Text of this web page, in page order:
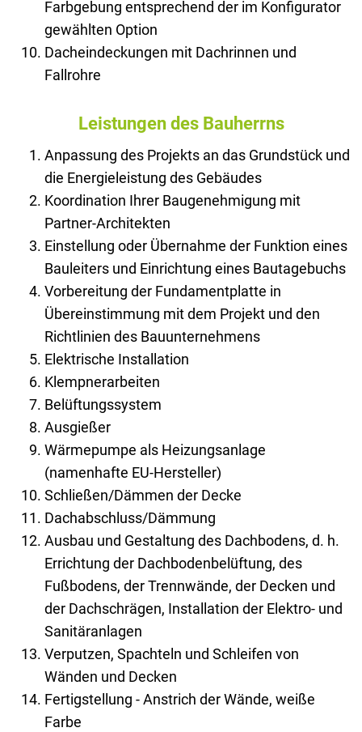
Farbgebung entsprechend der im Konfigurator
gewählten Option
Dacheindeckungen mit Dachrinnen und
Fallrohre
Leistungen des Bauherrns
Anpassung des Projekts an das Grundstück und
die Energieleistung des Gebäudes
Koordination Ihrer Baugenehmigung mit
Partner-Architekten
Einstellung oder Übernahme der Funktion eines
Bauleiters und Einrichtung eines Bautagebuchs
Vorbereitung der Fundamentplatte in
Übereinstimmung mit dem Projekt und den
Richtlinien des Bauunternehmens
Elektrische Installation
Klempnerarbeiten
Belüftungssystem
Ausgießer
Wärmepumpe als Heizungsanlage
(namenhafte EU-Hersteller)
Schließen/Dämmen der Decke
Dachabschluss/Dämmung
Ausbau und Gestaltung des Dachbodens, d. h.
Errichtung der Dachbodenbelüftung, des
Fußbodens, der Trennwände, der Decken und
der Dachschrägen, Installation der Elektro- und
Sanitäranlagen
Verputzen, Spachteln und Schleifen von
Wänden und Decken
Fertigstellung - Anstrich der Wände, weiße
Farbe